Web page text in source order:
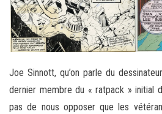
Joe Sinnott, qu’on parle du
dernier membre du « ratpack » initial
pas de nous opposer que les